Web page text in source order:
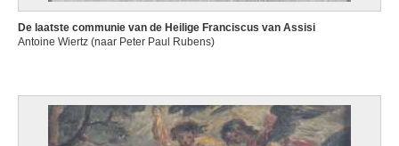
De laatste communie van de Heilige Franciscus van Assisi
Antoine Wiertz (naar Peter Paul Rubens)